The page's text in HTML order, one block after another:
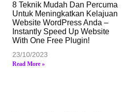
8 Teknik Mudah Dan Percuma
Untuk Meningkatkan Kelajuan
Website WordPress Anda –
Instantly Speed Up Website
With One Free Plugin!
23/10/2023
Read More »